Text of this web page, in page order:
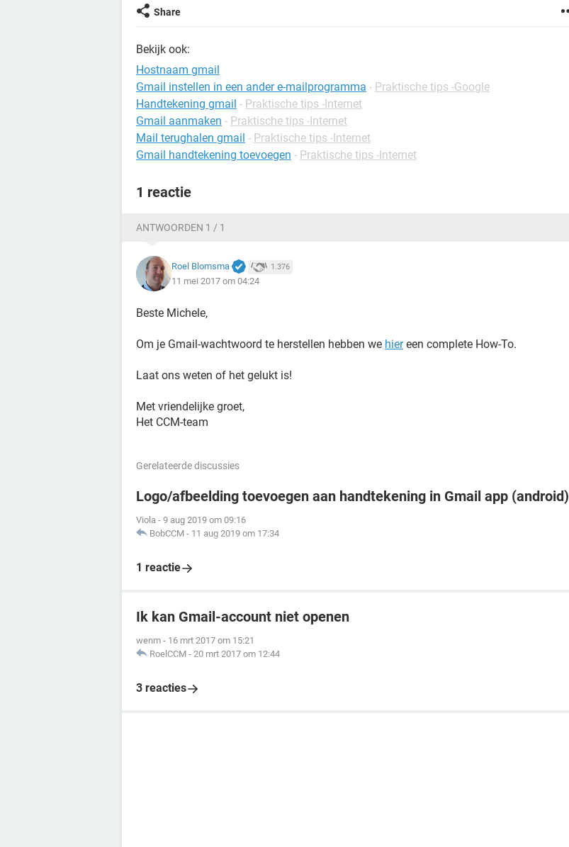
Share
Bekijk ook:
Hostnaam gmail
Gmail instellen in een ander e-mailprogramma - Praktische tips -Google
Handtekening gmail - Praktische tips -Internet
Gmail aanmaken - Praktische tips -Internet
Mail terughalen gmail - Praktische tips -Internet
Gmail handtekening toevoegen - Praktische tips -Internet
1 reactie
ANTWOORDEN 1 / 1
Roel Blomsma 1.376
11 mei 2017 om 04:24
Beste Michele,
Om je Gmail-wachtwoord te herstellen hebben we hiereen complete How-To.
Laat ons weten of het gelukt is!
Met vriendelijke groet,
Het CCM-team
Gerelateerde discussies
Logo/afbeelding toevoegen aan handtekening in Gmail app (android)
Viola - 9 aug 2019 om 09:16
BobCCM - 11 aug 2019 om 17:34
1 reactie
Ik kan Gmail-account niet openen
wenm - 16 mrt 2017 om 15:21
RoelCCM - 20 mrt 2017 om 12:44
3 reacties